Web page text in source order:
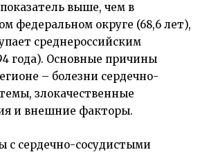
выше, чем в
федеральном округе (68,6 лет),
среднероссийским
года). Основные причины
– болезни сердечно-
злокачественные
и внешние факторы.
с сердечно-сосудистыми